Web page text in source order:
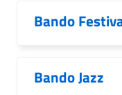
Bando
Bando Jazz